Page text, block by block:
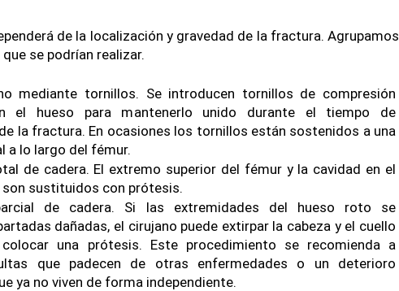
de la localización y gravedad de la fractura. Agrupamos
se podrían realizar.
mediante tornillos. Se introducen tornillos de compresión
el hueso para mantenerlo unido durante el tiempo de
la fractura. En ocasiones los tornillos están sostenidos a una
a lo largo del fémur.
de cadera. El extremo superior del fémur y la cavidad en el
son sustituidos con prótesis.
de cadera. Si las extremidades del hueso roto se
dañadas, el cirujano puede extirpar la cabeza y el cuello
una prótesis. Este procedimiento se recomienda a
que padecen de otras enfermedades o un deterioro
ya no viven de forma independiente.